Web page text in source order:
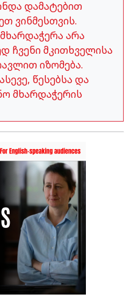
დამატებით
ვინმესთვის.
არა
ჩვენი მკითხველისა
იზომება.
წესებსა და
მხარდაჭერის